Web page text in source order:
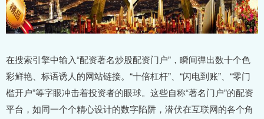
在搜索引擎中输入“配资著名炒股配资门户”，瞬间弹出数十个色
彩鲜艳、标语诱人的网站链接。“十倍杠杆”、“闪电到账”、“零门
槛开户”等字眼冲击着投资者的眼球。这些自称“著名门户”的配资
平台，如同一个个精心设计的数字陷阱，潜伏在互联网的各个角